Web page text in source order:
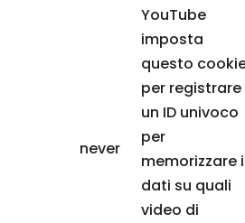
never
YouTube
imposta
questo
per registrare
un ID univoco
per
memorizzare i
dati su quali
video di